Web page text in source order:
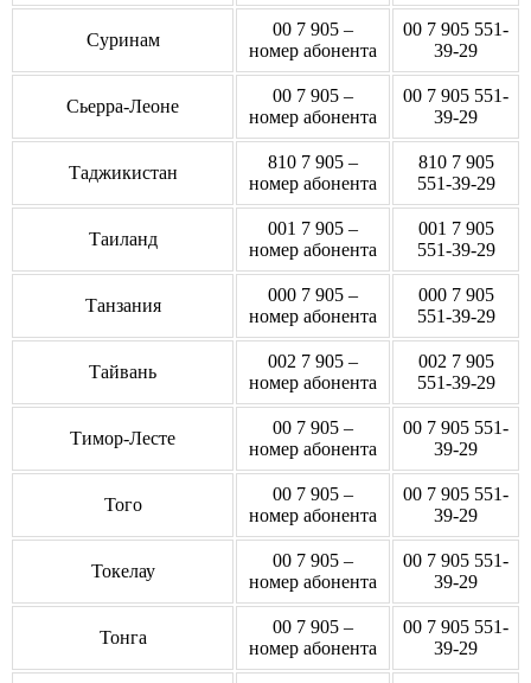
Суринам
00 7 905 –
номер абонента
00 7 905 551-
39-29
Сьерра-Леоне
00 7 905 –
номер абонента
00 7 905 551-
39-29
Таджикистан
810 7 905 –
номер абонента
810 7 905
551-39-29
Таиланд
001 7 905 –
номер абонента
001 7 905
551-39-29
Танзания
000 7 905 –
номер абонента
000 7 905
551-39-29
Тайвань
002 7 905 –
номер абонента
002 7 905
551-39-29
Тимор-Лесте
00 7 905 –
номер абонента
00 7 905 551-
39-29
Того
00 7 905 –
номер абонента
00 7 905 551-
39-29
Токелау
00 7 905 –
номер абонента
00 7 905 551-
39-29
Тонга
00 7 905 –
номер абонента
00 7 905 551-
39-29